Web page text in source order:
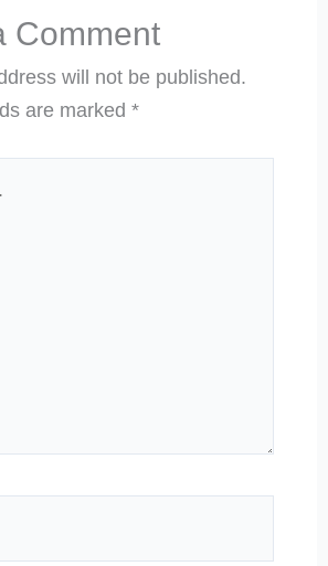
Comment
will not be published.
are marked *